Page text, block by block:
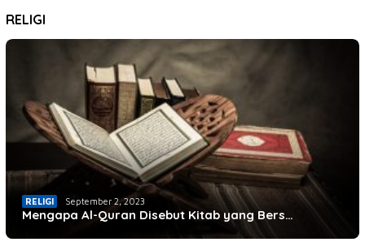
RELIGI
RELIGI September 2, 2023
Mengapa Al-Quran Disebut Kitab yang Bers…